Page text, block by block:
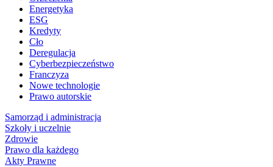
Energetyka
ESG
Kredyty
Cło
Deregulacja
Cyberbezpieczeństwo
Franczyza
Nowe technologie
Prawo autorskie
Samorząd i administracja
Szkoły i uczelnie
Zdrowie
Prawo dla każdego
Akty Prawne